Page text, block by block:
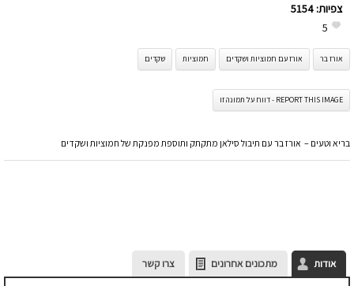
צפיות: 5154
5
אורז בר אורז עם חמוציות ושקדים חמוציות שקדים
REPORT THIS IMAGE - דווח על תמונה זו
בריא וטעים – אורז בר עם תיבול סילאן מתקתק ותוספת מפנקת של חמוציות ושקדים
אודות מתכונים אחרונים צרו קשר